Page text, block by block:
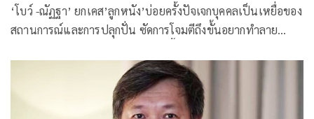
‘โบว์ -ณัฏฐา’ ยกเคส’ลูกหนัง’บ่อยครั้งปัจเจกบุคคลเป็นเหยื่อของ
สถานการณ์และการปลุกปั่น ซัดการโจมตีถึงขั้นอยากทำลาย